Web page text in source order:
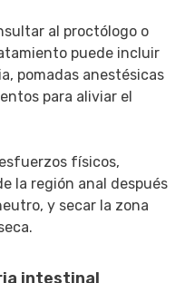
al proctólogo o
puede incluir
pomadas anestésicas
para aliviar el
físicos,
la región anal después
y secar la zona
intestinal